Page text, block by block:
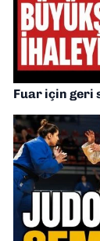
Fuar için geri